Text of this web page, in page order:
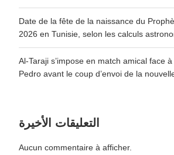
Date de la fête de la naissance du
2026 en Tunisie, selon les calculs
Al-Taraji s’impose en match amical face à
Pedro avant le coup d’envoi de la
التعليقات الأخيرة
Aucun commentaire à afficher.